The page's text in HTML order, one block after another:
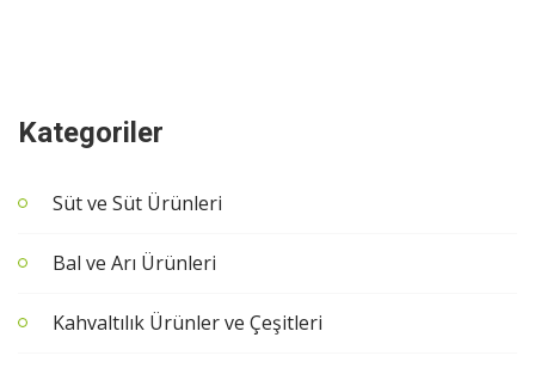
Kategoriler
Süt ve Süt Ürünleri
Bal ve Arı Ürünleri
Kahvaltılık Ürünler ve Çeşitleri